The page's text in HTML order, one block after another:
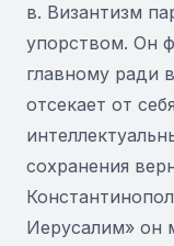
в. Византизм
упорством. Он
главному ради
отсекает от
сохранения
Иерусалим» он